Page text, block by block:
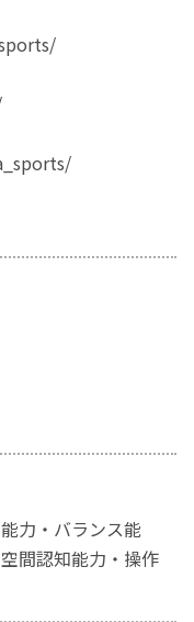
力・バランス能
間認知能力・操作